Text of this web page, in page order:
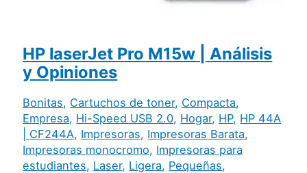
HP laserJet Pro M15w | Análisis
y Opiniones
Bonitas, Cartuchos de toner, Compacta,
Empresa, Hi-Speed USB 2.0, Hogar, HP, HP 44A
| CF244A, Impresoras, Impresoras Barata,
Impresoras monocromo, Impresoras para
estudiantes, Laser, Ligera, Pequeñas,